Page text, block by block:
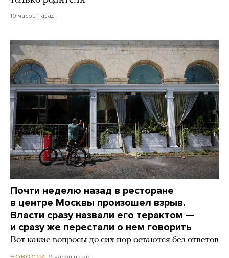
10 часов назад
Почти неделю назад в ресторане
в центре Москвы произошел взрыв.
Власти сразу назвали его терактом —
и сразу же перестали о нем говорить
Вот какие вопросы до сих пор остаются без ответов